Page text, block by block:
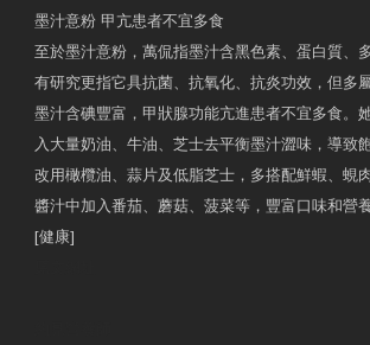
墨汁意粉 甲亢患者不宜多食
至於墨汁意粉，萬侃指墨汁含黑色素、蛋白質、
有研究更指它具抗菌、抗氧化、抗炎功效，但多
墨汁含碘豐富，甲狀腺功能亢進患者不宜多食。
入大量奶油、牛油、芝士去平衡墨汁澀味，導致
改用橄欖油、蒜片及低脂芝士，多搭配鮮蝦、蜆
醬汁中加入番茄、蘑菇、菠菜等，豐富口味和營養
[健康]